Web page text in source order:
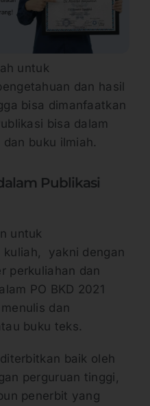
untuk
dan hasil
bisa dimanfaatkan
bisa dalam
buku ilmiah.
Publikasi
untuk
kuliah, yakni dengan
perkuliahan dan
PO BKD 2021
dan
buku teks.
baik oleh
perguruan tinggi,
penerbit yang